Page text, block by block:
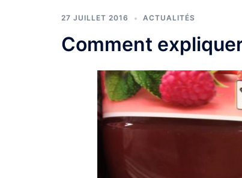
27 JUILLET 2016 ACTUALITÉS
Comment